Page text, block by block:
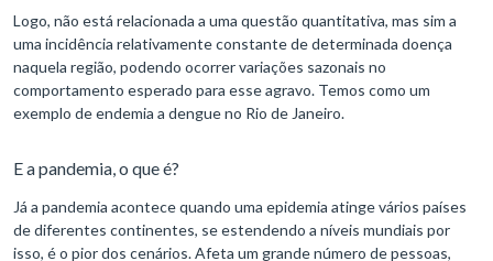
Logo, não está relacionada a uma questão quantitativa, mas sim a
uma incidência relativamente constante de determinada doença
naquela região, podendo ocorrer variações sazonais no
comportamento esperado para esse agravo. Temos como um
exemplo de endemia a dengue no Rio de Janeiro.
E a pandemia, o que é?
Já a pandemia acontece quando uma epidemia atinge vários países
de diferentes continentes, se estendendo a níveis mundiais por
isso, é o pior dos cenários. Afeta um grande número de pessoas,